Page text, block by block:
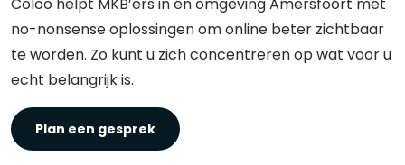
no-nonsense oplossingen om online beter zichtbaar
te worden. Zo kunt u zich concentreren op wat voor u
echt belangrijk is.
Plan een gesprek